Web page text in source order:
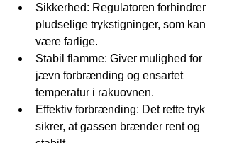
Sikkerhed: Regulatoren forhindrer
pludselige trykstigninger, som kan
være farlige.
Stabil flamme: Giver mulighed for
jævn forbrænding og ensartet
temperatur i rakuovnen.
Effektiv forbrænding: Det rette tryk
sikrer, at gassen brænder rent og